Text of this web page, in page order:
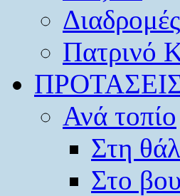
Διαδρομές
Πατρινό
Ανά τοπίο
Στη
Στο